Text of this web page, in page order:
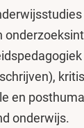
en
onderwijs.